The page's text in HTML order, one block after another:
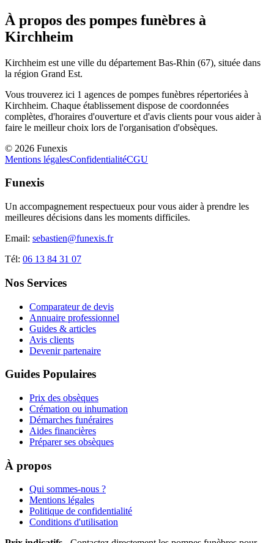
À propos des pompes funèbres à
Kirchheim
Kirchheim est une ville du département Bas-Rhin (67), située dans
la région Grand Est.
Vous trouverez ici 1 agences de pompes funèbres répertoriées à
Kirchheim. Chaque établissement dispose de coordonnées
complètes, d'horaires d'ouverture et d'avis clients pour vous aider à
faire le meilleur choix lors de l'organisation d'obsèques.
© 2026 Funexis
Mentions légalesConfidentialitéCGU
Funexis
Un accompagnement respectueux pour vous aider à prendre les
meilleures décisions dans les moments difficiles.
Email: sebastien@funexis.fr
Tél: 06 13 84 31 07
Nos Services
Comparateur de devis
Annuaire professionnel
Guides & articles
Avis clients
Devenir partenaire
Guides Populaires
Prix des obsèques
Crémation ou inhumation
Démarches funéraires
Aides financières
Préparer ses obsèques
À propos
Qui sommes-nous ?
Mentions légales
Politique de confidentialité
Conditions d'utilisation